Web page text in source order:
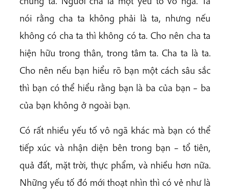
nói rằng cha ta không phải là ta, nhưng nếu
không có cha ta thì không có ta. Cho nên cha ta
hiện hữu trong thân, trong tâm ta. Cha ta là ta.
Cho nên nếu bạn hiểu rõ bạn một cách sâu sắc
thì bạn có thể hiểu rằng bạn là ba của bạn – ba
của bạn không ở ngoài bạn.
Có rất nhiều yếu tố vô ngã khác mà bạn có thể
tiếp xúc và nhận diện bên trong bạn – tổ tiên,
quả đất, mặt trời, thực phẩm, và nhiều hơn nữa.
Những yếu tố đó mới thoạt nhìn thì có vẻ như là